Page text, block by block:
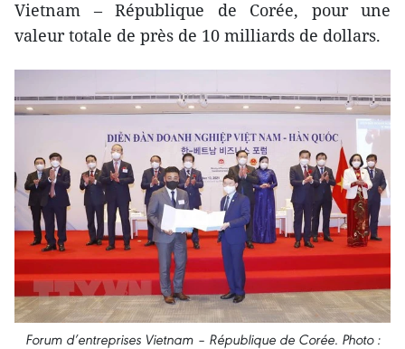
Vietnam – République de Corée, pour une
valeur totale de près de 10 milliards de dollars.
Forum d’entreprises Vietnam – République de Corée. Photo :